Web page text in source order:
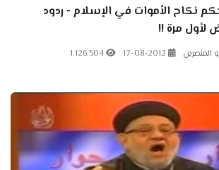
نكاح الأموات في الإسلام - ردود
لأول مرة !!
17-08-2012
1.126.504